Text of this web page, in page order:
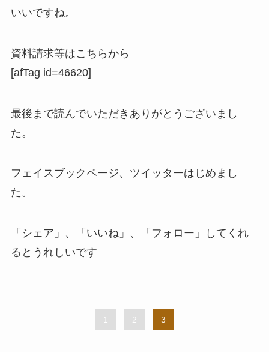
いいですね。
資料請求等はこちらから
[afTag id=46620]
最後まで読んでいただきありがとうございまし
た。
フェイスブックページ、ツイッターはじめまし
た。
「シェア」、「いいね」、「フォロー」してくれ
るとうれしいです
1 2 3